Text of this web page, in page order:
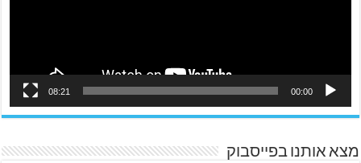
00:00
08:21
מצא אותנו בפייסבוק